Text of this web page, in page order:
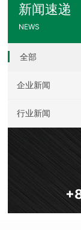
新闻速递
NEWS
全部
企业新闻
行业新闻